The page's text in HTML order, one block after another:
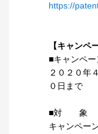
https://
【キャンペ
■キャンペー
２０２０年
０日まで
■対 象
キャンペー